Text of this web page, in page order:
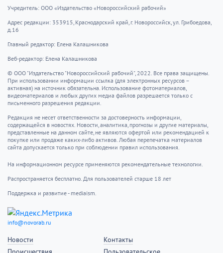
Учредитель: ООО «Издательство «Новороссийский рабочий»
Адрес редакции: 353915, Краснодарский край, г. Новороссийск, ул. Грибоедова,
д.16
Главный редактор: Елена Калашникова
Веб-редактор: Елена Калашникова
© ООО "Издательство "Новороссийский рабочий", 2022. Все права защищены.
При использовании информации ссылка (для электронных ресурсов –
активная) на источник обязательна. Использование фотоматериалов,
видеоматериалов и любых других медиа файлов разрешается только с
письменного разрешения редакции.
Редакция не несет ответственности за достоверность информации,
содержащейся в новостях. Новости, аналитика, прогнозы и другие материалы,
представленные на данном сайте, не являются офертой или рекомендацией к
покупке или продаже каких-либо активов. Любая перепечатка материалов
сайта допускается только при соблюдении правил использования.
На информационном ресурсе применяются рекомендательные технологии.
Распространяется бесплатно. Для пользователей старше 18 лет
Поддержка и развитие - mediaism.
info@novorab.ru
Новости
Контакты